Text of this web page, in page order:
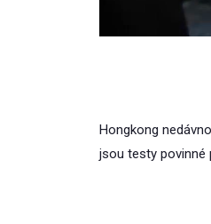
Hongkong
jsou testy povinné